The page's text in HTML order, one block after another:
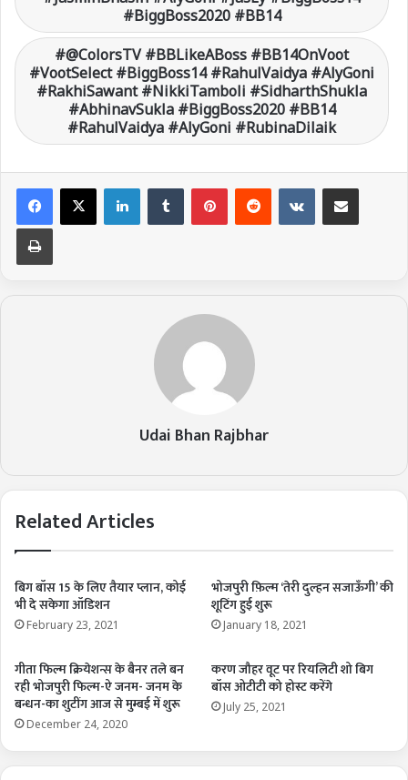
#BiggBoss2020 #BB14
@ColorsTV #BBLikeABoss #BB14OnVoot
#VootSelect #BiggBoss14 #RahulVaidya #AlyGoni
#RakhiSawant #NikkiTamboli #SidharthShukla
#AbhinavSukla #BiggBoss2020 #BB14
#RahulVaidya #AlyGoni #RubinaDilaik
LinkedIn VKontakte
Udai Bhan Rajbhar
Related Articles
बिग बॉस 15 के लिए तैयार प्लान, कोई
भी दे सकेगा ऑडिशन
February 23, 2021
भोजपुरी फ़िल्म ‘तेरी दुल्हन सजाऊँगी’ की
शूटिंग हुई शुरू
January 18, 2021
गीता फिल्म क्रियेशन्स के बैनर तले बन
रही भोजपुरी फिल्म-ऐ जनम- जनम के
बन्धन-का शुटींग आज से मुम्बई में शुरू
December 24, 2020
करण जौहर वूट पर रियलिटी शो बिग
बॉस ओटीटी को होस्ट करेंगे
July 25, 2021